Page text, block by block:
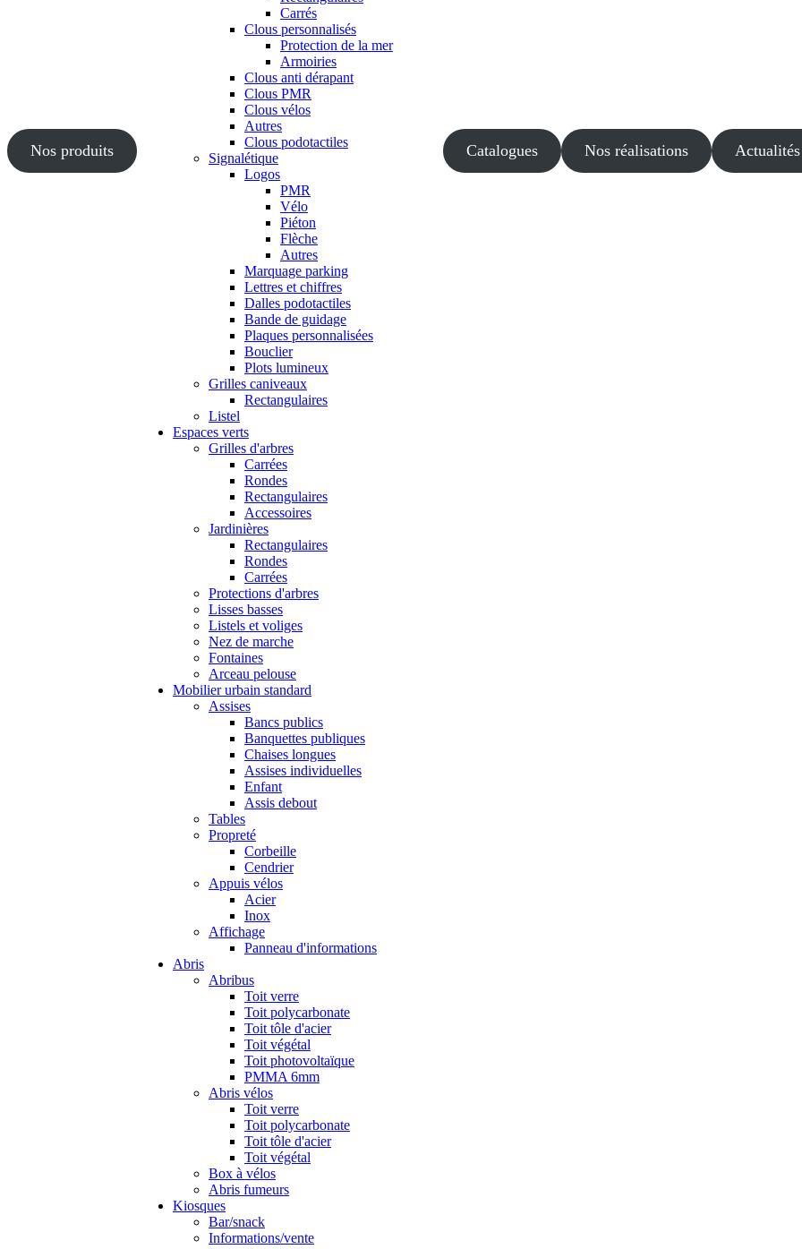
Nos produits
Carrés
Clous personnalisés
Protection de la mer
Armoiries
Clous anti dérapant
Clous PMR
Clous vélos
Autres
Clous podotactiles
Signalétique
Logos
PMR
Vélo
Piéton
Flèche
Autres
Marquage parking
Lettres et chiffres
Dalles podotactiles
Bande de guidage
Plaques personnalisées
Bouclier
Plots lumineux
Grilles caniveaux
Rectangulaires
Listel
Espaces verts
Grilles d'arbres
Carrées
Rondes
Rectangulaires
Accessoires
Jardinières
Rectangulaires
Rondes
Carrées
Protections d'arbres
Lisses basses
Listels et voliges
Nez de marche
Fontaines
Arceau pelouse
Mobilier urbain standard
Assises
Bancs publics
Banquettes publiques
Chaises longues
Assises individuelles
Enfant
Assis debout
Tables
Propreté
Corbeille
Cendrier
Appuis vélos
Acier
Inox
Affichage
Panneau d'informations
Abris
Abribus
Toit verre
Toit polycarbonate
Toit tôle d'acier
Toit végétal
Toit photovoltaïque
PMMA 6mm
Abris vélos
Toit verre
Toit polycarbonate
Toit tôle d'acier
Toit végétal
Box à vélos
Abris fumeurs
Kiosques
Bar/snack
Informations/vente
Catalogues Nos réalisations Actualités